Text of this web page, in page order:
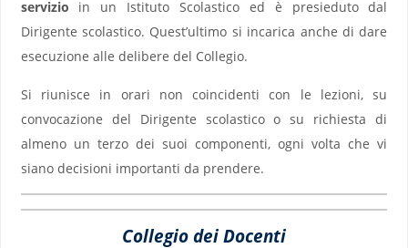
servizio in un Istituto Scolastico ed è presieduto dal
Dirigente scolastico. Quest’ultimo si incarica anche di dare
esecuzione alle delibere del Collegio.
Si riunisce in orari non coincidenti con le lezioni, su
convocazione del Dirigente scolastico o su richiesta di
almeno un terzo dei suoi componenti, ogni volta che vi
siano decisioni importanti da prendere.
Collegio dei Docenti